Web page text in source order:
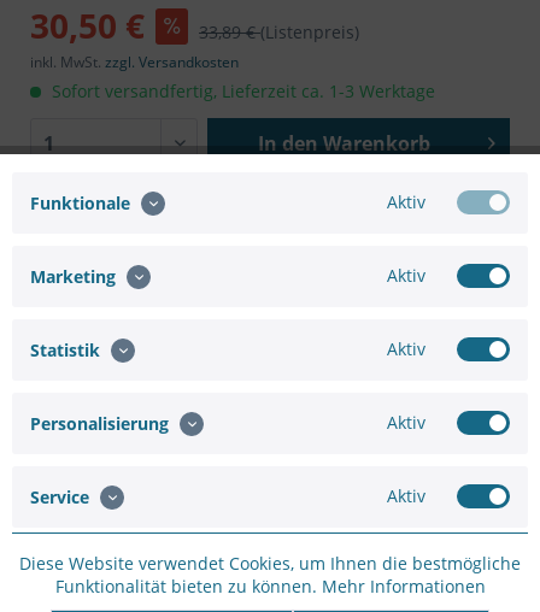
30,50 € 33,89 €(Listenpreis)
inkl. MwSt. zzgl. Versandkosten
Sofort versandfertig, Lieferzeit ca. 1-3 Werktage
In den Warenkorb
Artikel-Nr.:
Hersteller Artikel-
Beschreibung
Basis-Werkzeug-Set für Netzwerker Set in
dunkelgrauem Etui mit Reißverschluss... mehr
Funktionale Aktiv
Marketing Aktiv
Statistik Aktiv
Personalisierung Aktiv
Service Aktiv
Diese Website verwendet Cookies, um Ihnen die bestmögliche
Funktionalität bieten zu können. Mehr Informationen